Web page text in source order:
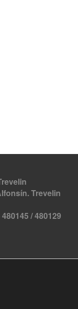
Trevelin
/ 480129